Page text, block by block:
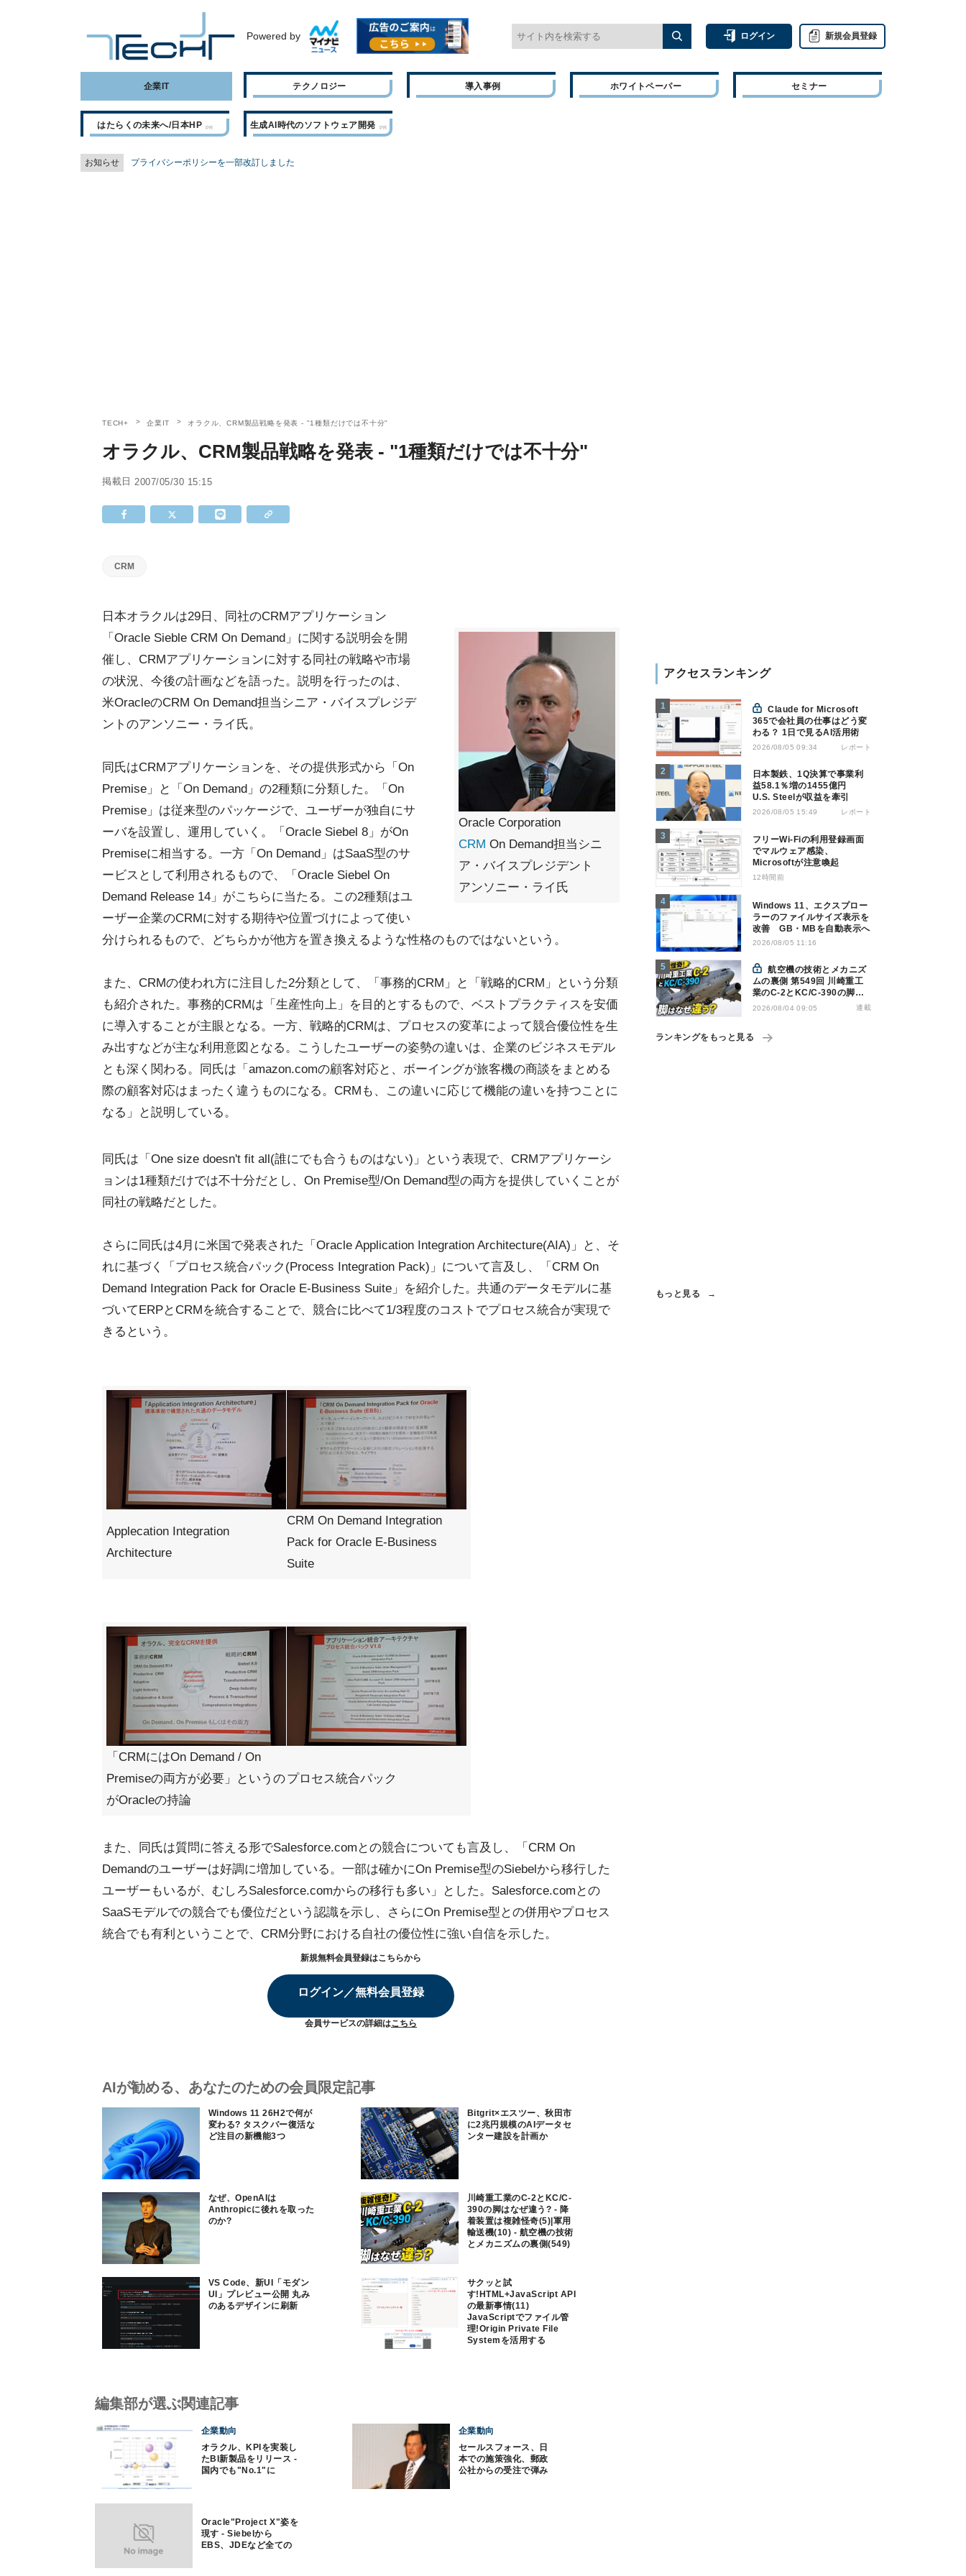
Powered by ログイン 新規会員登録
企業IT テクノロジー 導入事例 ホワイトペーパー セミナー
はたらくの未来へ/日本HP 生成AI時代のソフトウェア開発
お知らせ プライバシーポリシーを一部改訂しました
TECH+ 企業IT オラクル、CRM製品戦略を発表 - "1種類だけでは不十分"
オラクル、CRM製品戦略を発表 - "1種類だけでは不十分"
掲載日 2007/05/30 15:15
CRM
Oracle Corporation
CRM On Demand担当シニ
ア・バイスプレジデント
アンソニー・ライ氏
日本オラクルは29日、同社のCRMアプリケーション
「Oracle Sieble CRM On Demand」に関する説明会を開
催し、CRMアプリケーションに対する同社の戦略や市場
の状況、今後の計画などを語った。説明を行ったのは、
米OracleのCRM On Demand担当シニア・バイスプレジデ
ントのアンソニー・ライ氏。
同氏はCRMアプリケーションを、その提供形式から「On
Premise」と「On Demand」の2種類に分類した。「On
Premise」は従来型のパッケージで、ユーザーが独自にサ
ーバを設置し、運用していく。「Oracle Siebel 8」がOn
Premiseに相当する。一方「On Demand」はSaaS型のサ
ービスとして利用されるもので、「Oracle Siebel On
Demand Release 14」がこちらに当たる。この2種類はユ
ーザー企業のCRMに対する期待や位置づけによって使い
分けられるもので、どちらかが他方を置き換えるような性格のものではないという。
また、CRMの使われ方に注目した2分類として、「事務的CRM」と「戦略的CRM」という分類
も紹介された。事務的CRMは「生産性向上」を目的とするもので、ベストプラクティスを安価
に導入することが主眼となる。一方、戦略的CRMは、プロセスの変革によって競合優位性を生
み出すなどが主な利用意図となる。こうしたユーザーの姿勢の違いは、企業のビジネスモデル
とも深く関わる。同氏は「amazon.comの顧客対応と、ボーイングが旅客機の商談をまとめる
際の顧客対応はまったく違うものになる。CRMも、この違いに応じて機能の違いを持つことに
なる」と説明している。
同氏は「One size doesn't fit all(誰にでも合うものはない)」という表現で、CRMアプリケーシ
ョンは1種類だけでは不十分だとし、On Premise型/On Demand型の両方を提供していくことが
同社の戦略だとした。
さらに同氏は4月に米国で発表された「Oracle Application Integration Architecture(AIA)」と、そ
れに基づく「プロセス統合パック(Process Integration Pack)」について言及し、「CRM On
Demand Integration Pack for Oracle E-Business Suite」を紹介した。共通のデータモデルに基
づいてERPとCRMを統合することで、競合に比べて1/3程度のコストでプロセス統合が実現で
きるという。
Applecation Integration
Architecture
CRM On Demand Integration
Pack for Oracle E-Business
Suite
「CRMにはOn Demand / On
Premiseの両方が必要」というの
がOracleの持論
プロセス統合パック
また、同氏は質問に答える形でSalesforce.comとの競合についても言及し、「CRM On
Demandのユーザーは好調に増加している。一部は確かにOn Premise型のSiebelから移行した
ユーザーもいるが、むしろSalesforce.comからの移行も多い」とした。Salesforce.comとの
SaaSモデルでの競合でも優位だという認識を示し、さらにOn Premise型との併用やプロセス
統合でも有利ということで、CRM分野における自社の優位性に強い自信を示した。
新規無料会員登録はこちらから
ログイン／無料会員登録
会員サービスの詳細はこちら
AIが勧める、あなたのための会員限定記事
Windows 11 26H2で何が
変わる? タスクバー復活な
ど注目の新機能3つ
Bitgrit×エスツー、秋田市
に2兆円規模のAIデータセ
ンター建設を計画か
なぜ、OpenAIは
Anthropicに後れを取った
のか?
川崎重工業のC-2とKC/C-
390の脚はなぜ違う? - 降
着装置は複雑怪奇(5)|軍用
輸送機(10) - 航空機の技術
とメカニズムの裏側(549)
VS Code、新UI「モダン
UI」プレビュー公開 丸み
のあるデザインに刷新
サクッと試
す!HTML+JavaScript API
の最新事情(11)
JavaScriptでファイル管
理!Origin Private File
Systemを活用する
アクセスランキング
Claude for Microsoft
365で会社員の仕事はどう変
わる？ 1日で見るAI活用術
2026/08/05 09:34 レポート
日本製鉄、1Q決算で事業利
益58.1％増の1455億円
U.S. Steelが収益を牽引
2026/08/05 15:49 レポート
フリーWi-Fiの利用登録画面
でマルウェア感染、
Microsoftが注意喚起
12時間前
Windows 11、エクスプロー
ラーのファイルサイズ表示を
改善 GB・MBを自動表示へ
2026/08/05 11:16
航空機の技術とメカニズ
ムの裏側 第549回 川崎重工
業のC-2とKC/C-390の脚は
なぜ違う? - 降着装置は複雑
2026/08/04 09:05 連載
ランキングをもっと見る
もっと見る
編集部が選ぶ関連記事
企業動向
オラクル、KPIを実装し
たBI新製品をリリース -
国内でも"No.1"に
企業動向
セールスフォース、日
本での施策強化、郵政
公社からの受注で弾み
Oracle"Project X"姿を
現す - Siebelから
EBS、JDEなど全ての